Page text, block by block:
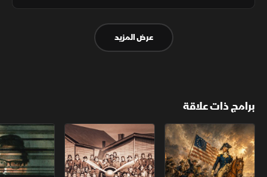
عرض المزيد
برامج ذات علاقة
الثورة الأميركية الكاميكاز.. تاريخ مجهول عودة الدجال